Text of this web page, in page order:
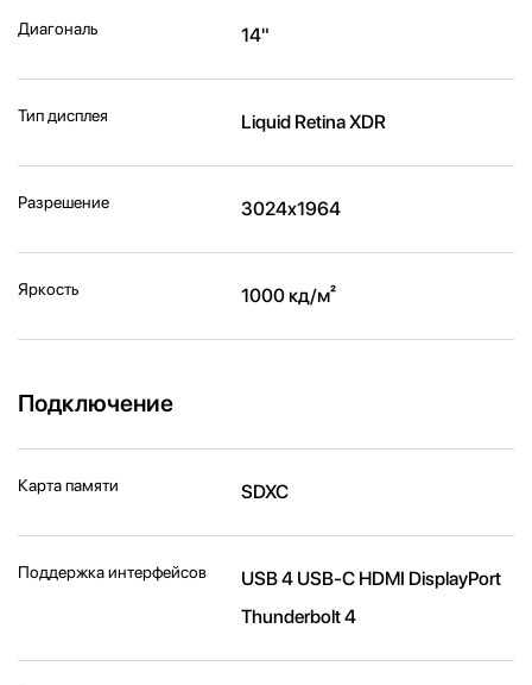
Диагональ 14"
Тип дисплея Liquid Retina XDR
Разрешение 3024x1964
Яркость 1000 кд/м²
Подключение
Карта памяти SDXC
Поддержка интерфейсов
USB 4 USB-C HDMI DisplayPort
Thunderbolt 4